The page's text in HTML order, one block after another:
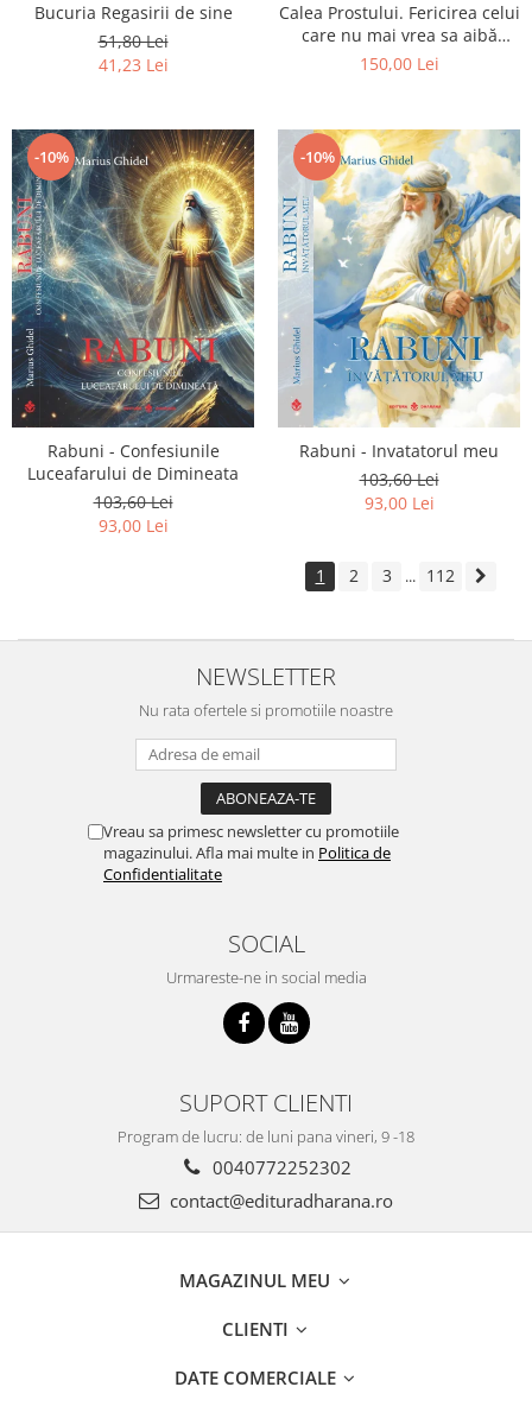
Bucuria Regasirii de sine
51,80 Lei
41,23 Lei
Calea Prostului. Fericirea celui
care nu mai vrea sa aibă
dreptate - Intoarcerea la
150,00 Lei
-10%
Rabuni - Confesiunile
Luceafarului de Dimineata
103,60 Lei
93,00 Lei
-10%
Rabuni - Invatatorul meu
103,60 Lei
93,00 Lei
1 2 3 ... 112
NEWSLETTER
Nu rata ofertele si promotiile noastre
Vreau sa primesc newsletter cu promotiile
magazinului. Afla mai multe in Politica de
Confidentialitate
SOCIAL
Urmareste-ne in social media
SUPORT CLIENTI
Program de lucru: de luni pana vineri, 9 -18
0040772252302
contact@edituradharana.ro
MAGAZINUL MEU
CLIENTI
DATE COMERCIALE